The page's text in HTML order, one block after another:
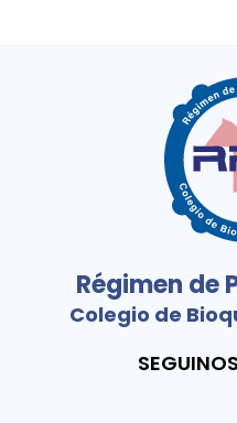
Régimen de
Colegio de
SEGUINOS